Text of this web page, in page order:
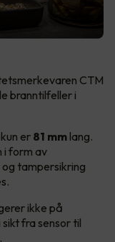
CTM
branntilfeller i
er 81 mm lang.
i form av
tampersikring
ikke på
fra sensor til